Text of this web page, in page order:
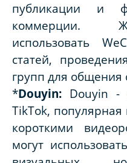
публикации и
коммерции.
использовать
статей,
групп для общения
*Douyin: Douyin -
TikTok,
короткими
могут